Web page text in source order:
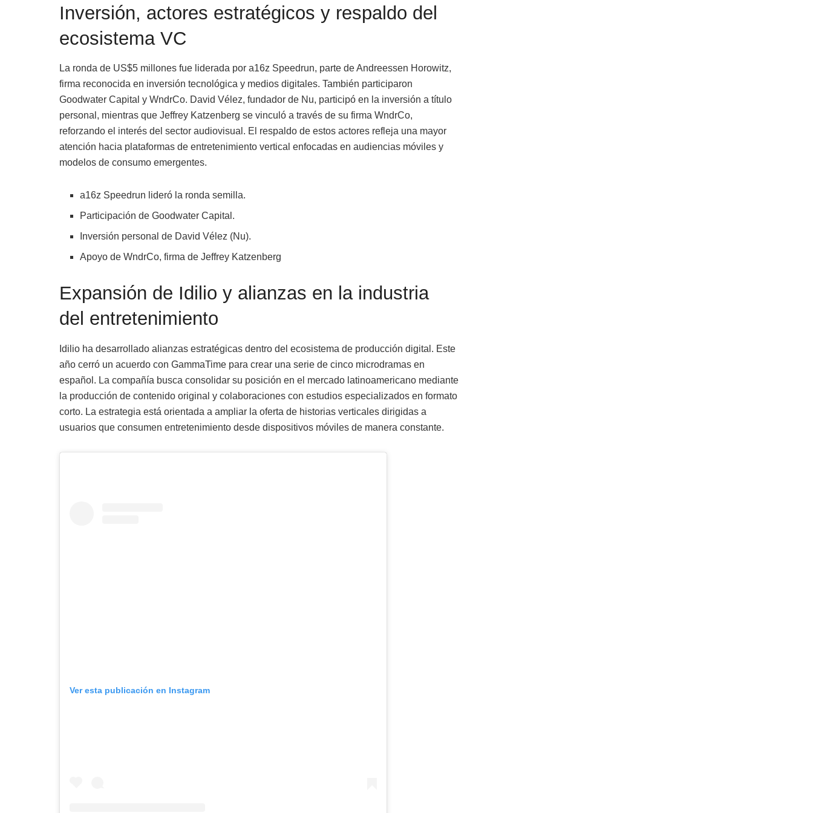
Inversión, actores estratégicos y respaldo del
ecosistema VC
La ronda de US$5 millones fue liderada por a16z Speedrun, parte de Andreessen Horowitz,
firma reconocida en inversión tecnológica y medios digitales. También participaron
Goodwater Capital y WndrCo. David Vélez, fundador de Nu, participó en la inversión a título
personal, mientras que Jeffrey Katzenberg se vinculó a través de su firma WndrCo,
reforzando el interés del sector audiovisual. El respaldo de estos actores refleja una mayor
atención hacia plataformas de entretenimiento vertical enfocadas en audiencias móviles y
modelos de consumo emergentes.
a16z Speedrun lideró la ronda semilla.
Participación de Goodwater Capital.
Inversión personal de David Vélez (Nu).
Apoyo de WndrCo, firma de Jeffrey Katzenberg
Expansión de Idilio y alianzas en la industria
del entretenimiento
Idilio ha desarrollado alianzas estratégicas dentro del ecosistema de producción digital. Este
año cerró un acuerdo con GammaTime para crear una serie de cinco microdramas en
español. La compañía busca consolidar su posición en el mercado latinoamericano mediante
la producción de contenido original y colaboraciones con estudios especializados en formato
corto. La estrategia está orientada a ampliar la oferta de historias verticales dirigidas a
usuarios que consumen entretenimiento desde dispositivos móviles de manera constante.
Ver esta publicación en Instagram